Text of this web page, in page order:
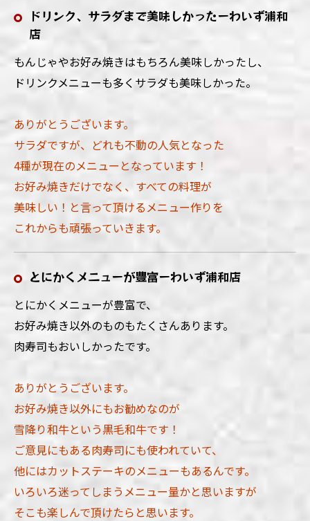
ドリンク、サラダまで美味しかったーわいず浦和
店
もんじゃやお好み焼きはもちろん美味しかったし、
ドリンクメニューも多くサラダも美味しかった。
ありがとうございます。
サラダですが、どれも不動の人気となった
4種が現在のメニューとなっています！
お好み焼きだけでなく、すべての料理が
美味しい！と言って頂けるメニュー作りを
これからも頑張っていきます。
とにかくメニューが豊富ーわいず浦和店
とにかくメニューが豊富で、
お好み焼き以外のものもたくさんあります。
肉寿司もおいしかったです。
ありがとうございます。
お好み焼き以外にもお勧めなのが
雪降り和牛という黒毛和牛です！
ご意見にもある肉寿司にも使われていて、
他にはカットステーキのメニューもあるんです。
いろいろ迷ってしまうメニュー量かと思いますが
そこも楽しんで頂けたらと思います。